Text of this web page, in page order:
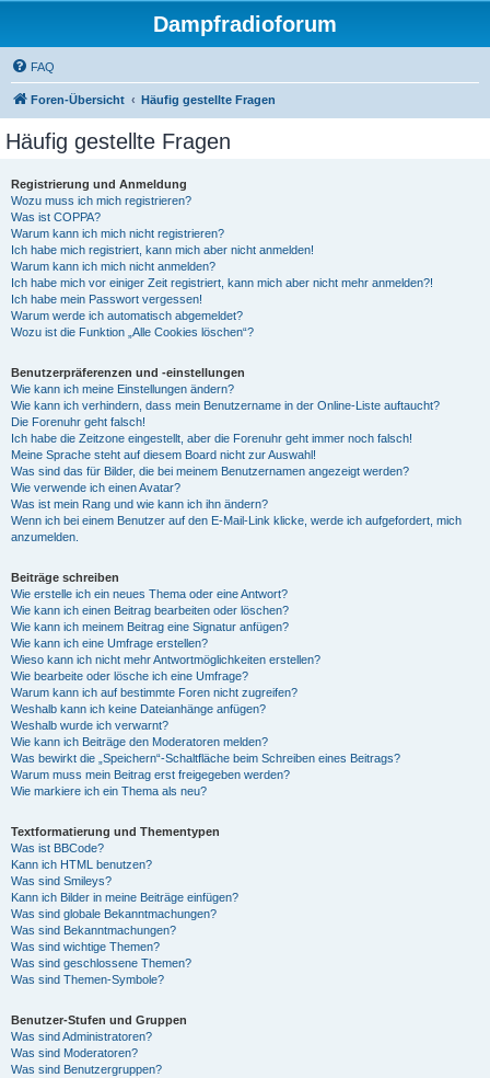
Dampfradioforum
FAQ
Foren-Übersicht Häufig gestellte Fragen
Häufig gestellte Fragen
Registrierung und Anmeldung
Wozu muss ich mich registrieren?
Was ist COPPA?
Warum kann ich mich nicht registrieren?
Ich habe mich registriert, kann mich aber nicht anmelden!
Warum kann ich mich nicht anmelden?
Ich habe mich vor einiger Zeit registriert, kann mich aber nicht mehr anmelden?!
Ich habe mein Passwort vergessen!
Warum werde ich automatisch abgemeldet?
Wozu ist die Funktion „Alle Cookies löschen“?
Benutzerpräferenzen und -einstellungen
Wie kann ich meine Einstellungen ändern?
Wie kann ich verhindern, dass mein Benutzername in der Online-Liste auftaucht?
Die Forenuhr geht falsch!
Ich habe die Zeitzone eingestellt, aber die Forenuhr geht immer noch falsch!
Meine Sprache steht auf diesem Board nicht zur Auswahl!
Was sind das für Bilder, die bei meinem Benutzernamen angezeigt werden?
Wie verwende ich einen Avatar?
Was ist mein Rang und wie kann ich ihn ändern?
Wenn ich bei einem Benutzer auf den E-Mail-Link klicke, werde ich aufgefordert, mich
anzumelden.
Beiträge schreiben
Wie erstelle ich ein neues Thema oder eine Antwort?
Wie kann ich einen Beitrag bearbeiten oder löschen?
Wie kann ich meinem Beitrag eine Signatur anfügen?
Wie kann ich eine Umfrage erstellen?
Wieso kann ich nicht mehr Antwortmöglichkeiten erstellen?
Wie bearbeite oder lösche ich eine Umfrage?
Warum kann ich auf bestimmte Foren nicht zugreifen?
Weshalb kann ich keine Dateianhänge anfügen?
Weshalb wurde ich verwarnt?
Wie kann ich Beiträge den Moderatoren melden?
Was bewirkt die „Speichern“-Schaltfläche beim Schreiben eines Beitrags?
Warum muss mein Beitrag erst freigegeben werden?
Wie markiere ich ein Thema als neu?
Textformatierung und Thementypen
Was ist BBCode?
Kann ich HTML benutzen?
Was sind Smileys?
Kann ich Bilder in meine Beiträge einfügen?
Was sind globale Bekanntmachungen?
Was sind Bekanntmachungen?
Was sind wichtige Themen?
Was sind geschlossene Themen?
Was sind Themen-Symbole?
Benutzer-Stufen und Gruppen
Was sind Administratoren?
Was sind Moderatoren?
Was sind Benutzergruppen?